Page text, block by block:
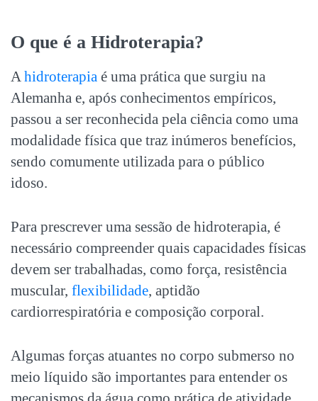
O que é a Hidroterapia?
Ahidroterapia é uma prática que surgiu na
Alemanha e, após conhecimentos empíricos,
passou a ser reconhecida pela ciência como uma
modalidade física que traz inúmeros benefícios,
sendo comumente utilizada para o público
idoso.
Para prescrever uma sessão de hidroterapia, é
necessário compreender quais capacidades físicas
devem ser trabalhadas, como força, resistência
muscular, flexibilidade, aptidão
cardiorrespiratória e composição corporal.
Algumas forças atuantes no corpo submerso no
meio líquido são importantes para entender os